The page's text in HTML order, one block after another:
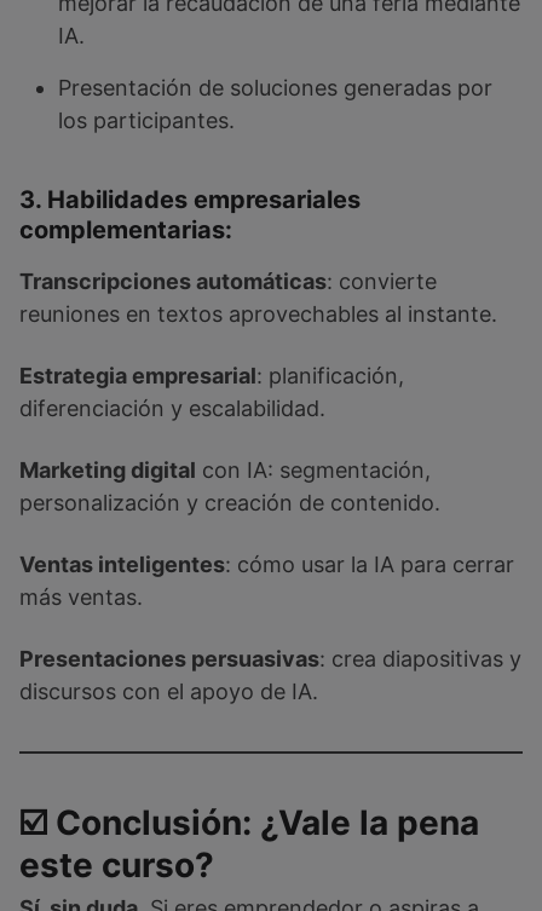
IA.
Presentación de soluciones generadas por
los participantes.
3. Habilidades empresariales
complementarias:
Transcripciones automáticas: convierte
reuniones en textos aprovechables al instante.
Estrategia empresarial: planificación,
diferenciación y escalabilidad.
Marketing digital con IA: segmentación,
personalización y creación de contenido.
Ventas inteligentes: cómo usar la IA para cerrar
más ventas.
Presentaciones persuasivas: crea diapositivas y
discursos con el apoyo de IA.
☑️ Conclusión: ¿Vale la pena
este curso?